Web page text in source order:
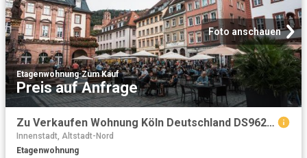
Foto anschauen
Etagenwohnung·Zum Kauf
Preis auf Anfrage
Zu Verkaufen Wohnung Köln Deutschland DS96271941
Innenstadt, Altstadt-Nord
Etagenwohnung